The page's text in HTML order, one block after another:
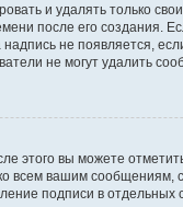
и удалять только
после его создания.
не появляется,
не могут удалить
этого вы можете
всем вашим
подписи в